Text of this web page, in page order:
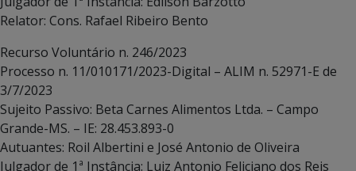
Relator: Cons. Rafael Ribeiro Bento
Recurso Voluntário n. 246/2023
Processo n. 11/010171/2023-Digital – ALIM n. 52971-E de
3/7/2023
Sujeito Passivo: Beta Carnes Alimentos Ltda. – Campo
Grande-MS. – IE: 28.453.893-0
Autuantes: Roil Albertini e José Antonio de Oliveira
Julgador de 1ª Instância: Luiz Antonio Feliciano dos Reis